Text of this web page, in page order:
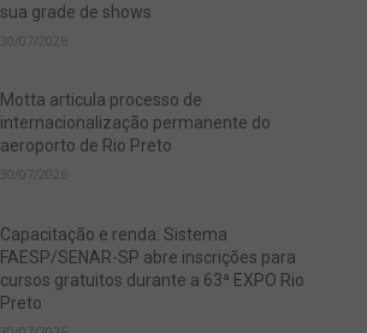
sua grade de shows
30/07/2026
Motta articula processo de
internacionalização permanente do
aeroporto de Rio Preto
30/07/2026
Capacitação e renda: Sistema
FAESP/SENAR-SP abre inscrições para
cursos gratuitos durante a 63ª EXPO Rio
Preto